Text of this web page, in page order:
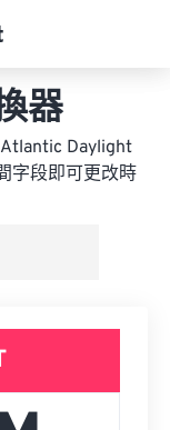
器
Daylight
字段即可更改時